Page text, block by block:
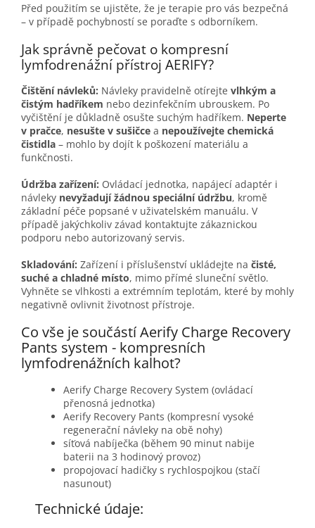
Před použitím se ujistěte, že je terapie pro vás bezpečná
– v případě pochybností se poraďte s odborníkem.
Jak správně pečovat o kompresní
lymfodrenážní přístroj AERIFY?
Čištění návleků: Návleky pravidelně otírejte vlhkým a
čistým hadříkem nebo dezinfekčním ubrouskem. Po
vyčištění je důkladně osušte suchým hadříkem. Neperte
v pračce, nesušte v sušičce a nepoužívejte chemická
čistidla – mohlo by dojít k poškození materiálu a
funkčnosti.
Údržba zařízení: Ovládací jednotka, napájecí adaptér i
návleky nevyžadují žádnou speciální údržbu, kromě
základní péče popsané v uživatelském manuálu. V
případě jakýchkoliv závad kontaktujte zákaznickou
podporu nebo autorizovaný servis.
Skladování: Zařízení i příslušenství ukládejte na čisté,
suché a chladné místo, mimo přímé sluneční světlo.
Vyhněte se vlhkosti a extrémním teplotám, které by mohly
negativně ovlivnit životnost přístroje.
Co vše je součástí Aerify Charge Recovery
Pants system - kompresních
lymfodrenážních kalhot?
Aerify Charge Recovery System (ovládací
přenosná jednotka)
Aerify Recovery Pants (kompresní vysoké
regenerační návleky na obě nohy)
síťová nabíječka (během 90 minut nabije
baterii na 3 hodinový provoz)
propojovací hadičky s rychlospojkou (stačí
nasunout)
Technické údaje: